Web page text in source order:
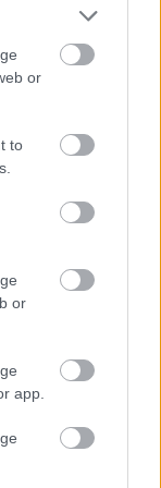
or
to
or
app.
kritiku
tas radījis
direktorei
darba
stāsts
arī
nestrādā.
kā beigušās
nostādīti